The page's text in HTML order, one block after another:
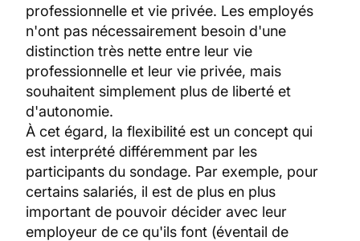
professionnelle et vie privée. Les employés
n'ont pas nécessairement besoin d'une
distinction très nette entre leur vie
professionnelle et leur vie privée, mais
souhaitent simplement plus de liberté et
d'autonomie.
À cet égard, la flexibilité est un concept qui
est interprété différemment par les
participants du sondage. Par exemple, pour
certains salariés, il est de plus en plus
important de pouvoir décider avec leur
employeur de ce qu'ils font (éventail de